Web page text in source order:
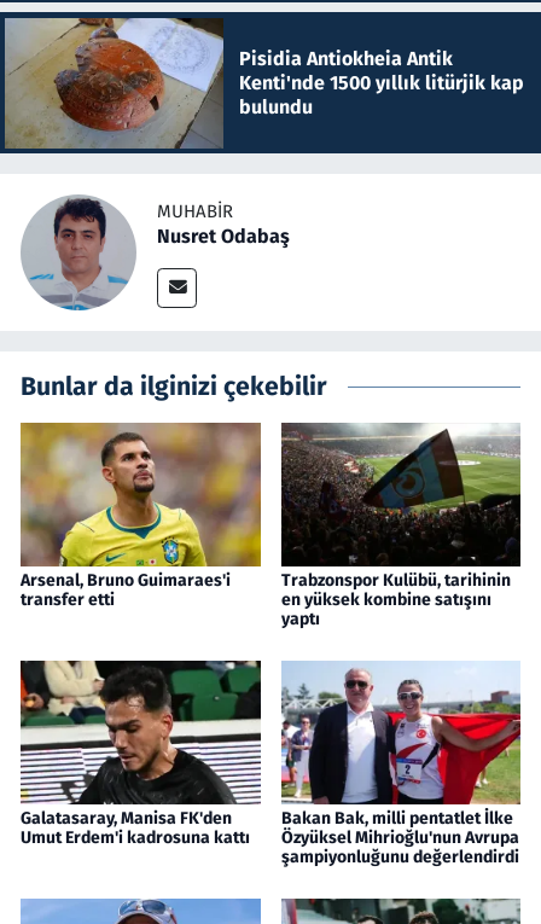
Pisidia Antiokheia Antik
Kenti'nde 1500 yıllık litürjik kap
bulundu
MUHABIR
Nusret Odabaş
Bunlar da ilginizi çekebilir
Arsenal, Bruno Guimaraes'i
transfer etti
Trabzonspor Kulübü, tarihinin
en yüksek kombine satışını
yaptı
Galatasaray, Manisa FK'den
Umut Erdem'i kadrosuna kattı
Bakan Bak, milli pentatlet İlke
Özyüksel Mihrioğlu'nun Avrupa
şampiyonluğunu değerlendirdi